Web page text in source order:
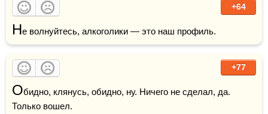
+64
Не волнуйтесь, алкоголики — это наш профиль.
+77
Обидно, клянусь, обидно, ну. Ничего не сделал, да.
Только вошел.